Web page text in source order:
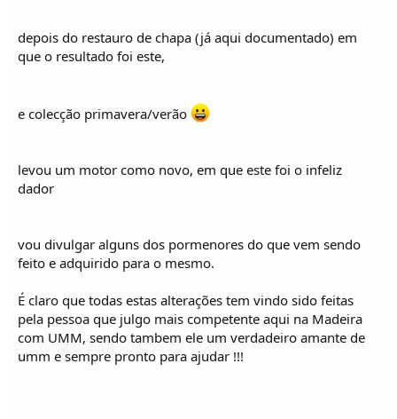
depois do restauro de chapa (já aqui documentado) em
que o resultado foi este,
e colecção primavera/verão
levou um motor como novo, em que este foi o infeliz
dador
vou divulgar alguns dos pormenores do que vem sendo
feito e adquirido para o mesmo.
É claro que todas estas alterações tem vindo sido feitas
pela pessoa que julgo mais competente aqui na Madeira
com UMM, sendo tambem ele um verdadeiro amante de
umm e sempre pronto para ajudar !!!